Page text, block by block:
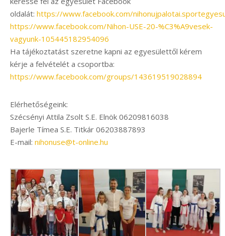
oldalát: https://www.facebook.com/
https://www.facebook.com/Nihon-USE-20-%C3%A9vesek-
vagyunk-105445182954096
Ha tájékoztatást szeretne kapni az egyesülettől kérem
kérje a felvételét a csoportba:
https://www.facebook.com/groups/143619519028894
Elérhetőségeink:
Szécsényi Attila Zsolt S.E. Elnök 06209816038
Bajerle Tímea S.E. Titkár 06203887893
E-mail: nihonuse@t-online.hu